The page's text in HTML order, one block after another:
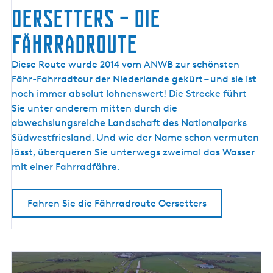
e
e
r
k
ü
s
t
e
Oersetters – die
Fährradroute
O
e
r
s
e
t
t
e
e
F
Diese Route wurde 2014 vom ANWB zur schönsten
Fähr-Fahrradtour der Niederlande gekürt – und sie ist
noch immer absolut lohnenswert! Die Strecke führt
Sie unter anderem mitten durch die
abwechslungsreiche Landschaft des Nationalparks
Südwestfriesland. Und wie der Name schon vermuten
lässt, überqueren Sie unterwegs zweimal das Wasser
mit einer Fahrradfähre.
Fahren Sie die Fährradroute Oersetters